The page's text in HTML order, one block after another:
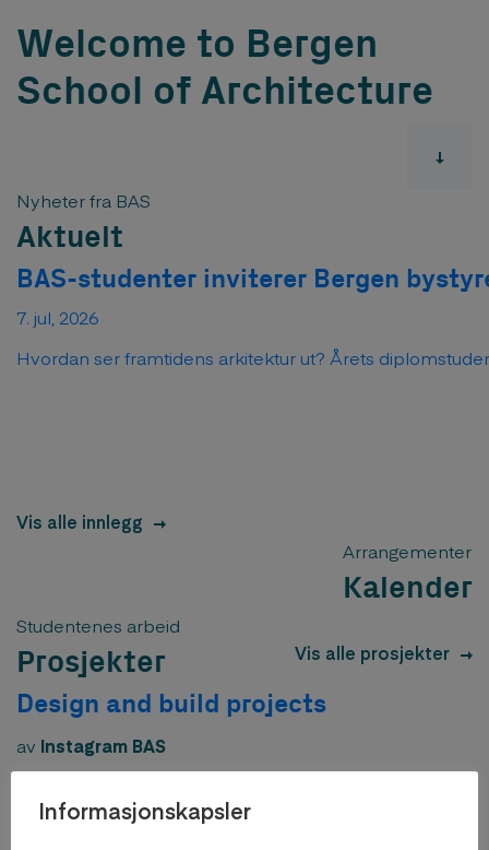
Welcome to Bergen
School of Architecture
Nyheter fra BAS
Aktuelt
BAS-studenter inviterer Bergen
7. jul, 2026
Hvordan ser framtidens arkitektur ut? Årets
Vis alle innlegg
Arrangementer
Kalender
Studentenes arbeid
Prosjekter Vis alle prosjekter
Design and build projects
av Instagram BAS
Utforsk prosjektet
Informasjonskapsler